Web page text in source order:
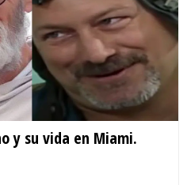
y su vida en Miami.